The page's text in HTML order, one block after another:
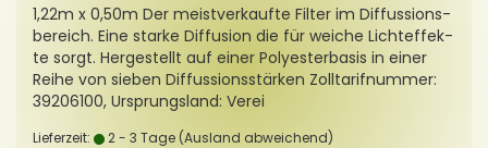
1,22m x 0,50m Der meist­ver­kauf­te Fil­ter im Dif­fus­si­ons­
be­reich. Eine star­ke Dif­fu­si­on die für wei­che Licht­ef­fek­
te sorgt. Her­ge­stellt auf einer Po­ly­es­ter­ba­sis in einer
Reihe von sie­ben Dif­fus­si­ons­stär­ken Zoll­ta­rif­num­mer:
39206100, Ur­sprungs­land: Verei
Lieferzeit: 2 - 3 Tage (Ausland abweichend)